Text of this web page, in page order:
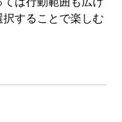
することで楽しむ